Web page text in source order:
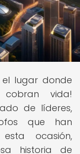
el lugar donde
cobran vida!
de líderes,
que han
ocasión,
historia de